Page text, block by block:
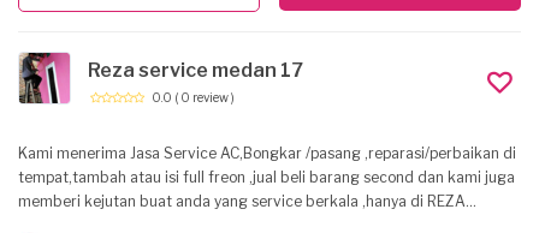
Reza service medan 17
0.0 ( 0 review )
Kami menerima Jasa Service AC,Bongkar /pasang ,reparasi/perbaikan di
tempat,tambah atau isi full freon ,jual beli barang second dan kami juga
memberi kejutan buat anda yang service berkala ,hanya di REZA